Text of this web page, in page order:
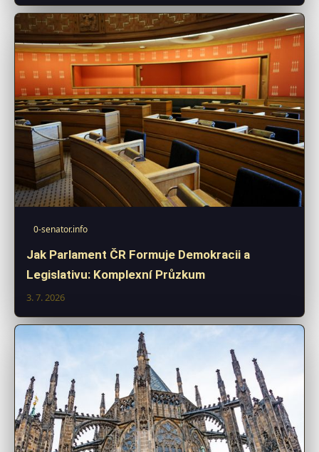
0-senator.info
Jak Parlament ČR Formuje Demokracii a
Legislativu: Komplexní Průzkum
3. 7. 2026